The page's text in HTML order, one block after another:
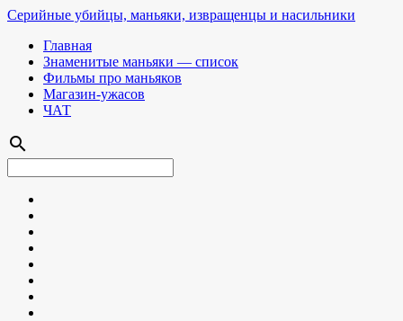
Серийные убийцы, маньяки, извращенцы и насильники
Главная
Знаменитые маньяки — список
Фильмы про маньяков
Магазин-ужасов
ЧАТ
search